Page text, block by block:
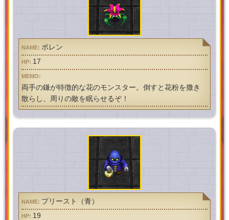
ポレン
17
両手の鎌が特徴的な花のモンスター。倒すと花粉を撒き
散らし、周りの敵を眠らせるぞ！
プリースト（青）
19